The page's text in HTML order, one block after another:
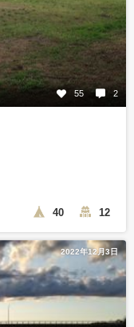
55 2
40 12
2022年12月3日